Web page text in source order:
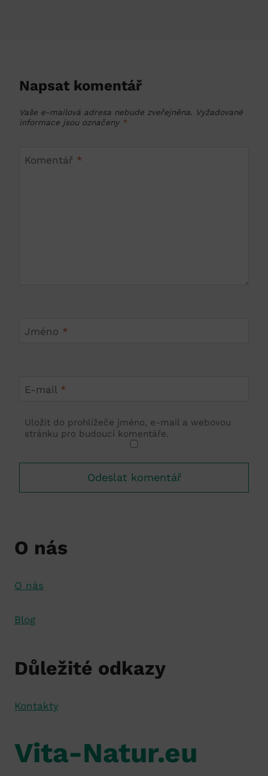
Napsat komentář
Vaše e-mailová adresa nebude zveřejněna. Vyžadované
informace jsou označeny *
Komentář *
Jméno *
E-mail *
Uložit do prohlížeče jméno, e-mail a webovou
stránku pro budoucí komentáře.
O nás
O nás
Blog
Důležité odkazy
Kontakty
Vita-Natur.eu